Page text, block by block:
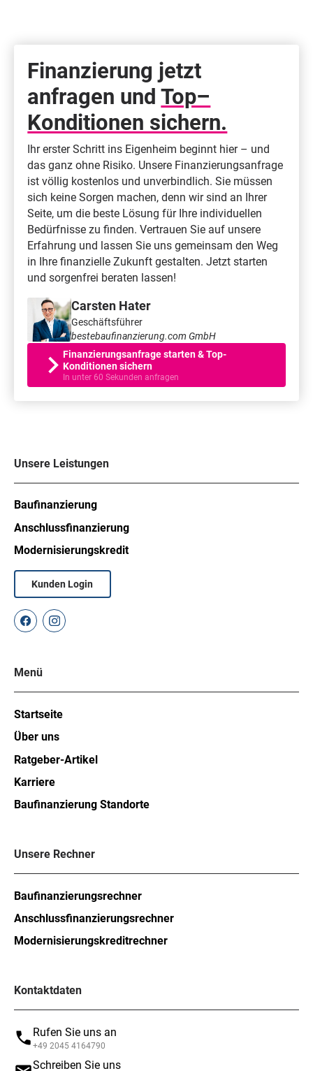
Finanzierung jetzt
anfragen undTop–
Konditionen sichern.
Ihr erster Schritt ins Eigenheim beginnt hier – und
das ganz ohne Risiko. Unsere Finanzierungsanfrage
ist völlig kostenlos und unverbindlich. Sie müssen
sich keine Sorgen machen, denn wir sind an Ihrer
Seite, um die beste Lösung für Ihre individuellen
Bedürfnisse zu finden. Vertrauen Sie auf unsere
Erfahrung und lassen Sie uns gemeinsam den Weg
in Ihre finanzielle Zukunft gestalten. Jetzt starten
und sorgenfrei beraten lassen!
Carsten Hater
Geschäftsführer
bestebaufinanzierung.com GmbH
Finanzierungsanfrage starten & Top-
Konditionen sichern
In unter 60 Sekunden anfragen
Unsere Leistungen
Baufinanzierung
Anschlussfinanzierung
Modernisierungskredit
Kunden Login
Menü
Startseite
Über uns
Ratgeber-Artikel
Karriere
Baufinanzierung Standorte
Unsere Rechner
Baufinanzierungsrechner
Anschlussfinanzierungsrechner
Modernisierungskreditrechner
Kontaktdaten
Rufen Sie uns an
+49 2045 4164790
Schreiben Sie uns